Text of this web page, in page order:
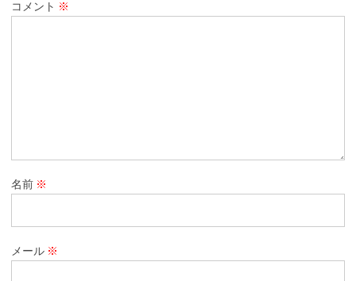
コメント ※
名前 ※
メール ※